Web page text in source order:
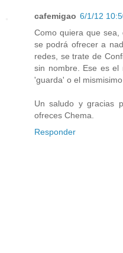
cafemigao 6/1/12
Como quiera que sea,
se podrá ofrecer a
redes, se trate de
sin nombre. Ese es el
'guarda' o el
Un saludo y gracias
ofreces Chema.
Responder